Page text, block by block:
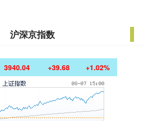
沪深京指数
3940.04 +39.68 +1.02%